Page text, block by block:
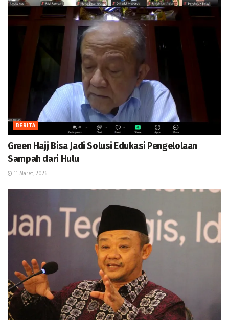
BERITA
Green Hajj Bisa Jadi Solusi Edukasi Pengelolaan
Sampah dari Hulu
11 Maret, 2026